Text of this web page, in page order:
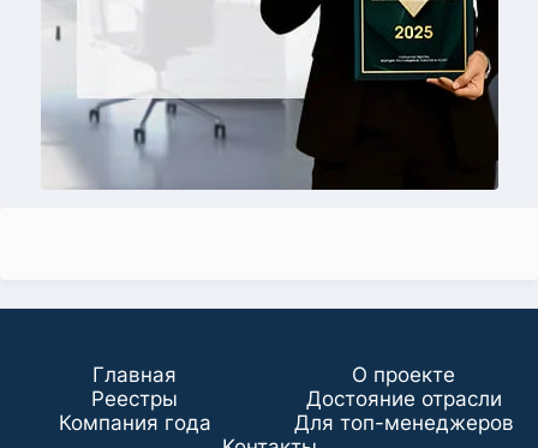
Главная
О проекте
Реестры
Достояние отрасли
Компания года
Для топ-менеджеров